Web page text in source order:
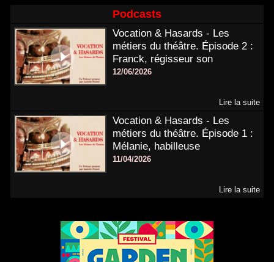
Podcasts
Vocation & Hasards - Les
métiers du théâtre. Épisode 2 :
Franck, régisseur son
12/06/2026
Lire la suite
Vocation & Hasards - Les
métiers du théâtre. Épisode 1 :
Mélanie, habilleuse
11/04/2026
Lire la suite